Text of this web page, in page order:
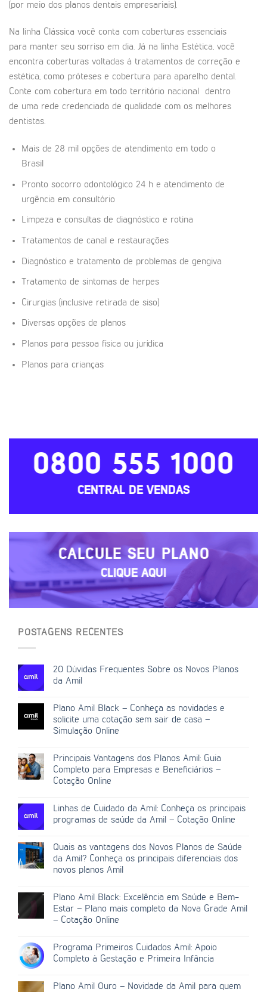
(por meio dos planos dentais empresariais).
Na linha Clássica você conta com coberturas essenciais
para manter seu sorriso em dia. Já na linha Estética, você
encontra coberturas voltadas à tratamentos de correção e
estética, como próteses e cobertura para aparelho dental.
Conte com cobertura em todo território nacional dentro
de uma rede credenciada de qualidade com os melhores
dentistas.
Mais de 28 mil opções de atendimento em todo o
Brasil
Pronto socorro odontológico 24 h e atendimento de
urgência em consultório
Limpeza e consultas de diagnóstico e rotina
Tratamentos de canal e restaurações
Diagnóstico e tratamento de problemas de gengiva
Tratamento de sintomas de herpes
Cirurgias (inclusive retirada de siso)
Diversas opções de planos
Planos para pessoa física ou jurídica
Planos para crianças
0800 555 1000
CENTRAL DE VENDAS
CALCULE SEU PLANO
CLIQUE AQUI
POSTAGENS RECENTES
20 Dúvidas Frequentes Sobre os Novos Planos
da Amil
Plano Amil Black – Conheça as novidades e
solicite uma cotação sem sair de casa –
Simulação Online
Principais Vantagens dos Planos Amil: Guia
Completo para Empresas e Beneficiários –
Cotação Online
Linhas de Cuidado da Amil: Conheça os principais
programas de saúde da Amil – Cotação Online
Quais as vantagens dos Novos Planos de Saúde
da Amil? Conheça os principais diferenciais dos
novos planos Amil
Plano Amil Black: Excelência em Saúde e Bem-
Estar – Plano mais completo da Nova Grade Amil
– Cotação Online
Programa Primeiros Cuidados Amil: Apoio
Completo à Gestação e Primeira Infância
Plano Amil Ouro – Novidade da Amil para quem